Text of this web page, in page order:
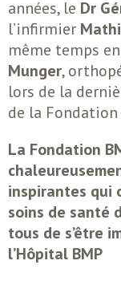
années, le Dr
l’infirmier
même temps
Munger,
lors de la
de la Fondation
La Fondation
inspirantes qui
soins de santé
tous de s’être
l’Hôpital BMP